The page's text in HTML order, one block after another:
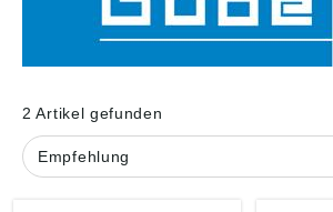
2 Artikel gefunden